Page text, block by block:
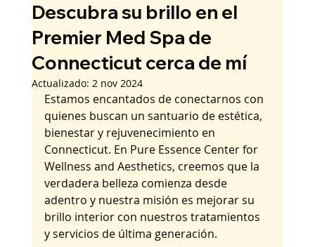
Descubra su brillo en el
Premier Med Spa de
Connecticut cerca de mí
Actualizado: 2 nov 2024
Estamos encantados de conectarnos con
quienes buscan un santuario de estética,
bienestar y rejuvenecimiento en
Connecticut. En Pure Essence Center for
Wellness and Aesthetics, creemos que la
verdadera belleza comienza desde
adentro y nuestra misión es mejorar su
brillo interior con nuestros tratamientos
y servicios de última generación.